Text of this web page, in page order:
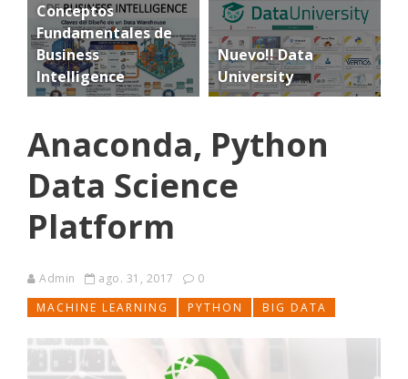
Conceptos
Fundamentales de
Business
Intelligence
Nuevo!! Data
University
Anaconda, Python
Data Science
Platform
Admin ago. 31, 2017
0
MACHINE LEARNING
PYTHON BIG DATA